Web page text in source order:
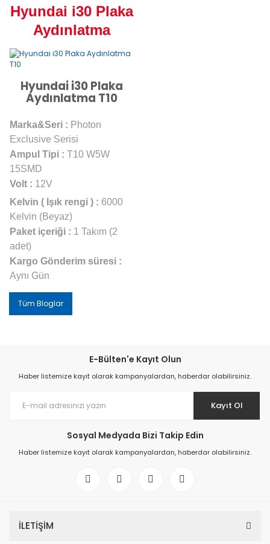
Hyundai i30 Plaka
Aydınlatma
Hyundai i30 Plaka
Aydınlatma T10
Marka&Seri : Photon
Exclusive Serisi
Ampul Tipi : T10 W5W
15SMD
Volt : 12V
Kelvin ( Işık rengi ) : 6000
Kelvin (Beyaz)
Paket içeriği : 1 Takım (2
adet)
Kargo Gönderim süresi :
Aynı Gün
Tüm Bloglar
E-Bülten'e Kayıt Olun
Haber listemize kayıt olarak kampanyalardan, haberdar olabilirsiniz.
Kayıt Ol
Sosyal Medyada Bizi Takip Edin
Haber listemize kayıt olarak kampanyalardan, haberdar olabilirsiniz.
İLETİŞİM